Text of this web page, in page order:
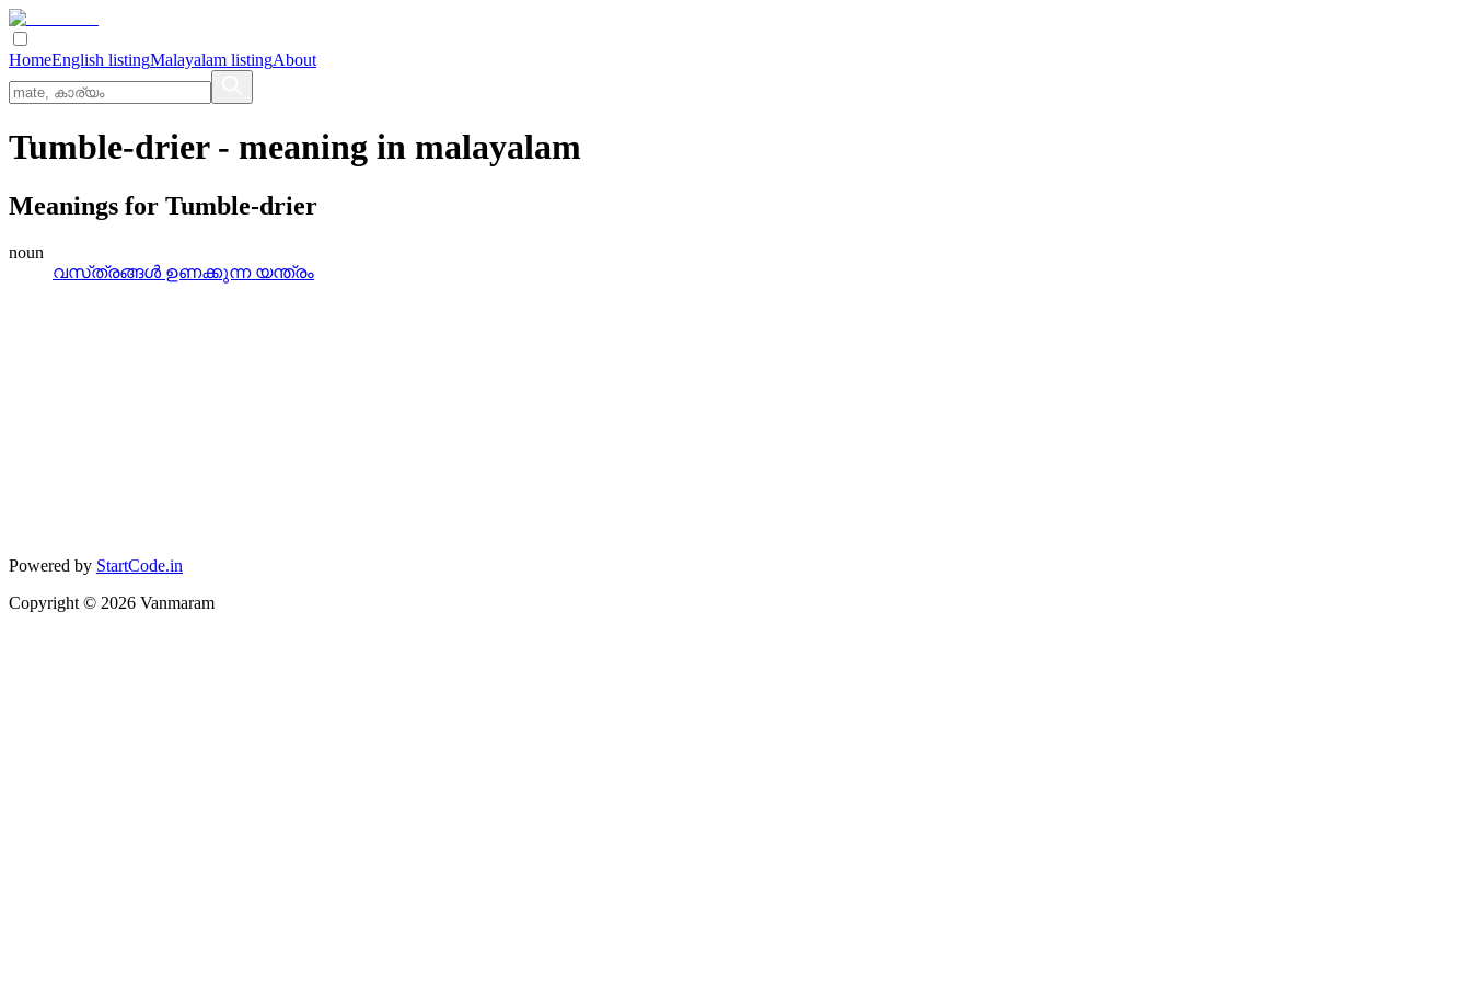
HomeEnglish listingMalayalam listingAbout
Tumble-drier- meaning in malayalam
Meanings for Tumble-drier
noun
വസ്‌ത്രങ്ങള്‍ ഉണക്കുന്ന യന്ത്രം
Powered by StartCode.in
Copyright © 2026 Vanmaram